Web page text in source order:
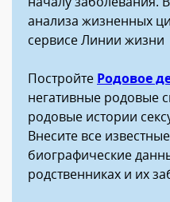
анализа жизненных
сервисе Линии жизни
Постройте Родовое
негативные родовые
родовые истории
Внесите все
биографические
родственниках и их